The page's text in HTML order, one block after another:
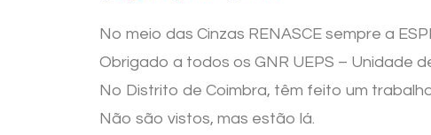
No meio das Cinzas RENASCE sempre a
Obrigado a todos os GNR UEPS – Unidade
No Distrito de Coimbra, têm feito um
Não são vistos, mas estão lá.